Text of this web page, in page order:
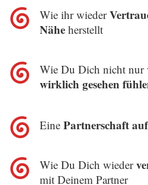
Wie ihr wieder
Nähe herstellt
Wie Du Dich nicht nur
wirklich gesehen
Eine Partnerschaft
Wie Du Dich wieder
mit Deinem Partner